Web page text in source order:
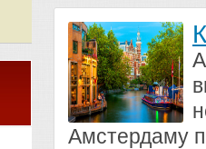
Амстердаму